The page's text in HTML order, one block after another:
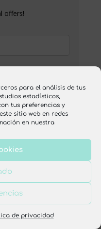
para el análisis de tus
estadísticos,
tus preferencias y
sitio web en redes
en nuestra
de privacidad
offers!
de privacidad
de venta
2025.